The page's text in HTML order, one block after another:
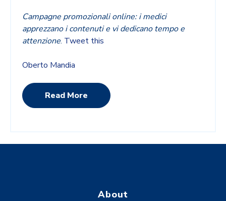
Campagne promozionali online: i medici
apprezzano i contenuti e vi dedicano tempo e
attenzione. Tweet this
Oberto Mandia
Read More
About